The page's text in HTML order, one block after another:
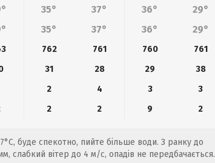
35° 37° 36°
29°
35° 37° 36° 29°
762 761 760
761
31 28 29
38
2 4 3
3
2 2 9 2
буде спекотно, пийте більше води. З ранку до
слабкий вітер до 4 м/с, опадів не передбачається.